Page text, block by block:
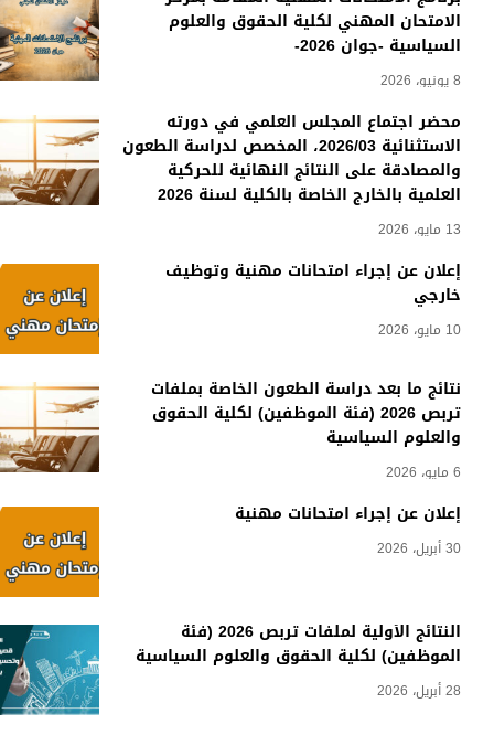
الامتحان المهني لكلية الحقوق والعلوم
السياسية -جوان 2026-
8 يونيو، 2026
محضر اجتماع المجلس العلمي في دورته
الاستثنائية 2026/03، المخصص لدراسة الطعون
والمصادقة على النتائج النهائية للحركية
العلمية بالخارج الخاصة بالكلية لسنة 2026
13 مايو، 2026
إعلان عن إجراء امتحانات مهنية وتوظيف
خارجي
10 مايو، 2026
نتائج ما بعد دراسة الطعون الخاصة بملفات
تربص 2026 (فئة الموظفين) لكلية الحقوق
والعلوم السياسية
6 مايو، 2026
إعلان عن إجراء امتحانات مهنية
30 أبريل، 2026
النتائج الأولية لملفات تربص 2026 (فئة
الموظفين) لكلية الحقوق والعلوم السياسية
28 أبريل، 2026